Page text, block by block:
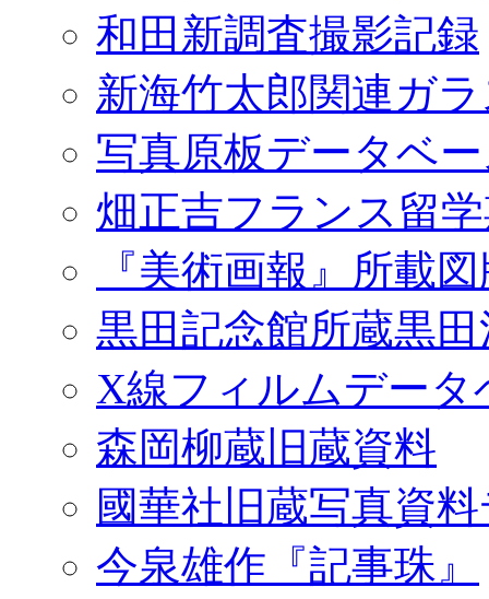
和田新調査撮影記録
新海竹太郎関連ガ
写真原板データベ
畑正吉フランス留
『美術画報』所載
黒田記念館所蔵黒
X線フィルムデータ
森岡柳蔵旧蔵資料
國華社旧蔵写真資
今泉雄作『記事珠』